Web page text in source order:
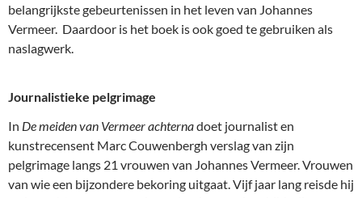
belangrijkste gebeurtenissen in het leven van Johannes
Vermeer. Daardoor is het boek is ook goed te gebruiken als
naslagwerk.
Journalistieke pelgrimage
In De meiden van Vermeer achternadoet journalist en
kunstrecensent Marc Couwenbergh verslag van zijn
pelgrimage langs 21 vrouwen van Johannes Vermeer. Vrouwen
van wie een bijzondere bekoring uitgaat. Vijf jaar lang reisde hij